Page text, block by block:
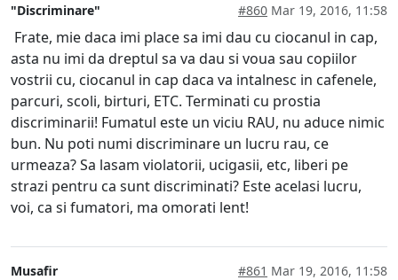
"Discriminare" #860 Mar 19, 2016, 11:58
Frate, mie daca imi place sa imi dau cu ciocanul in cap,
asta nu imi da dreptul sa va dau si voua sau copiilor
vostrii cu, ciocanul in cap daca va intalnesc in cafenele,
parcuri, scoli, birturi, ETC. Terminati cu prostia
discriminarii! Fumatul este un viciu RAU, nu aduce nimic
bun. Nu poti numi discriminare un lucru rau, ce
urmeaza? Sa lasam violatorii, ucigasii, etc, liberi pe
strazi pentru ca sunt discriminati? Este acelasi lucru,
voi, ca si fumatori, ma omorati lent!
Musafir #861 Mar 19, 2016, 11:58